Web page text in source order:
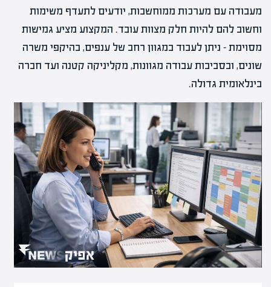
מעבודה עם מערכות ממוחשבות, יודעים לתעדף משימות
וחשוב להם להיות חלק מצוות עובד. המקצוע מציע גמישות
מסוימת – ניתן לעבוד במגוון רחב של ענפים, בהיקפי משרה
שונים, ובסביבות עבודה מגוונות, מקליניקה קטנה ועד חברה
בינלאומית גדולה.